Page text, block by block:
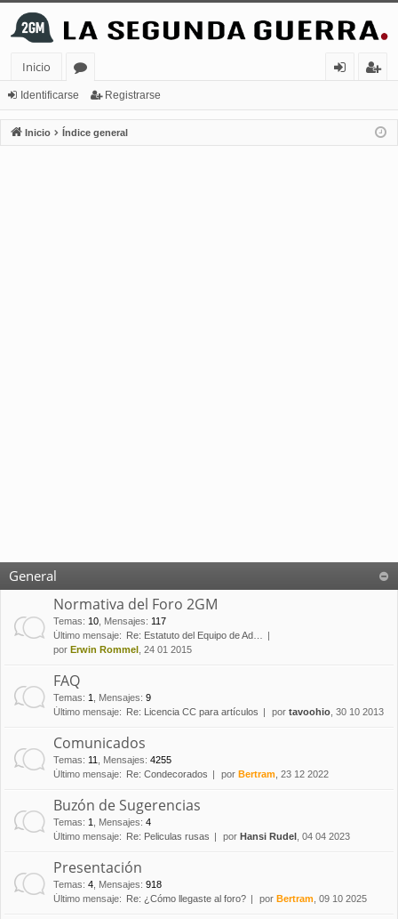
Inicio
or
os
nt
ifi
ist
ra
Identificarse Registrarse
Inicio Índice general
General
Normativa del Foro 2GM
Temas: 10 Mensajes: 117
Último mensaje:
Re: Estatuto del Equipo de Ad…
por Erwin Rommel , 24 01 2015
FAQ
Temas: 1 Mensajes: 9
Último mensaje:
Re: Licencia CC para artículos por tavoohio , 30 10 2013
Comunicados
Temas: 11 Mensajes: 4255
Último mensaje:
Re: Condecorados por Bertram , 23 12 2022
Buzón de Sugerencias
Temas: 1 Mensajes: 4
Último mensaje:
Re: Peliculas rusas por Hansi Rudel , 04 04 2023
Presentación
Temas: 4 Mensajes: 918
Último mensaje:
Re: ¿Cómo llegaste al foro? por Bertram , 09 10 2025